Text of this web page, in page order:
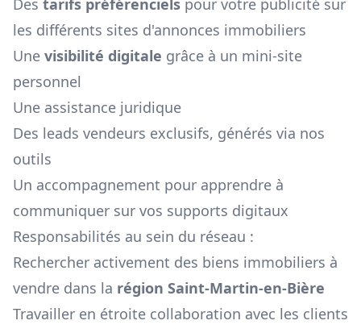
Des tarifs préférenciels pour votre publicité sur
les différents sites d'annonces immobiliers
Une visibilité digitale grâce à un mini-site
personnel
Une assistance juridique
Des leads vendeurs exclusifs, générés via nos
outils
Un accompagnement pour apprendre à
communiquer sur vos supports digitaux
Responsabilités au sein du réseau :
Rechercher activement des biens immobiliers à
vendre dans la région Saint-Martin-en-Bière
Travailler en étroite collaboration avec les clients